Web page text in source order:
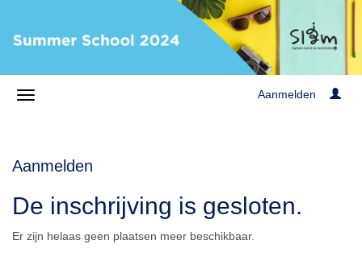
Aanmelden
Aanmelden
De inschrijving is gesloten.
Er zijn helaas geen plaatsen meer beschikbaar.